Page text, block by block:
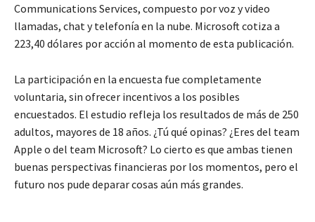
Communications Services, compuesto por voz y video
llamadas, chat y telefonía en la nube. Microsoft cotiza a
223,40 dólares por acción al momento de esta publicación.
La participación en la encuesta fue completamente
voluntaria, sin ofrecer incentivos a los posibles
encuestados. El estudio refleja los resultados de más de 250
adultos, mayores de 18 años. ¿Tú qué opinas? ¿Eres del team
Apple o del team Microsoft? Lo cierto es que ambas tienen
buenas perspectivas financieras por los momentos, pero el
futuro nos pude deparar cosas aún más grandes.